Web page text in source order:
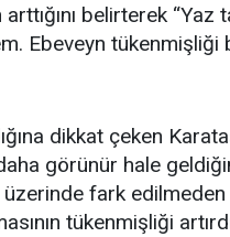
belirterek “Yaz
Ebeveyn
dikkat çeken
görünür hale
fark
tükenmişliği